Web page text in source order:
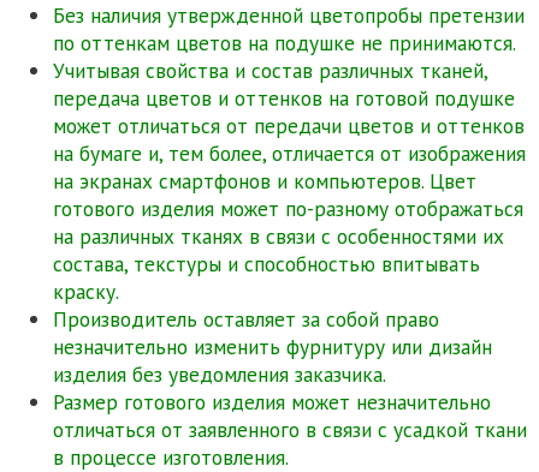
Без наличия утвержденной цветопробы претензии
по оттенкам цветов на подушке не принимаются.
Учитывая свойства и состав различных тканей,
передача цветов и оттенков на готовой подушке
может отличаться от передачи цветов и оттенков
на бумаге и, тем более, отличается от изображения
на экранах смартфонов и компьютеров. Цвет
готового изделия может по-разному отображаться
на различных тканях в связи с особенностями их
состава, текстуры и способностью впитывать
краску.
Производитель оставляет за собой право
незначительно изменить фурнитуру или дизайн
изделия без уведомления заказчика.
Размер готового изделия может незначительно
отличаться от заявленного в связи с усадкой ткани
в процессе изготовления.